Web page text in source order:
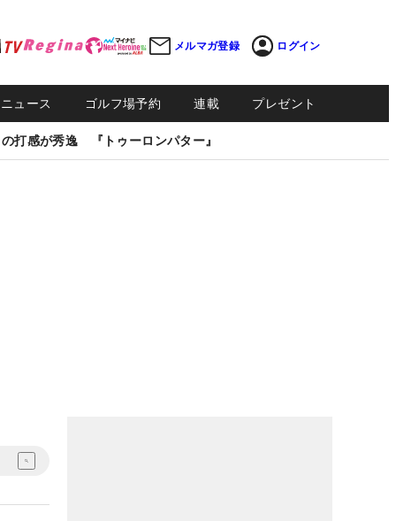
メルマガ登録 ログイン
ュース ゴルフ場予約 連載 プレゼント
打感が秀逸 『トゥーロンパター』